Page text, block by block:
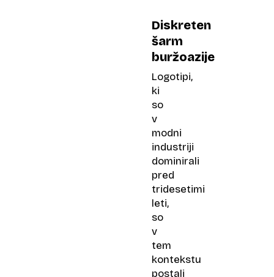
Diskreten
šarm
buržoazije
Logotipi,
ki
so
v
modni
industriji
dominirali
pred
tridesetimi
leti,
so
v
tem
kontekstu
postali